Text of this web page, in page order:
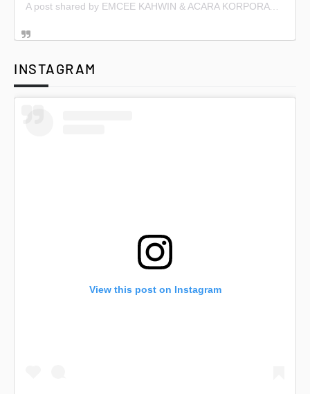
A post shared by EMCEE KAHWIN & ACARA KORPORAT (@emceekahwin)
INSTAGRAM
View this post on Instagram